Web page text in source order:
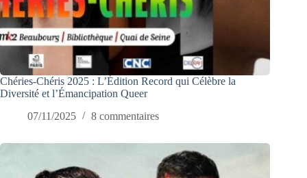
Chéries-Chéris 2025 : L’Édition Record qui Célèbre la
Diversité et l’Émancipation Queer
07/11/2025
8 commentaires